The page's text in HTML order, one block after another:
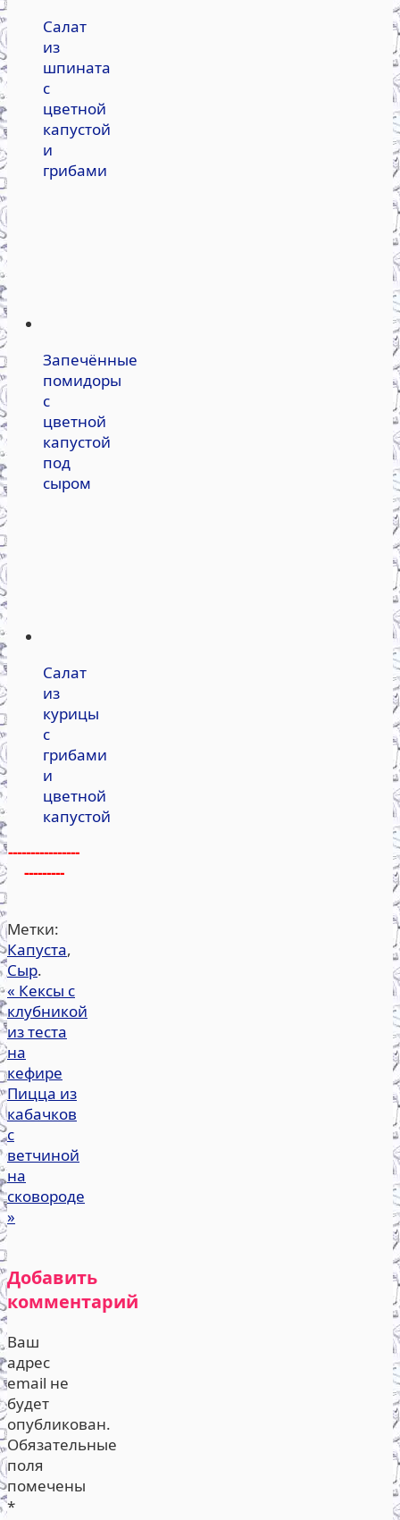
Салат
из
шпината
с
цветной
капустой
и
грибами
Запечённые
помидоры
с
цветной
капустой
под
сыром
Салат
из
курицы
с
грибами
и
цветной
капустой
----------------
---------
Метки:
Капуста,
Сыр.
« Кексы с
клубникой
из теста
на
кефире
Пицца из
кабачков
с
ветчиной
на
сковороде
»
Добавить
комментарий
Ваш
адрес
email не
будет
опубликован.
Обязательные
поля
помечены
*